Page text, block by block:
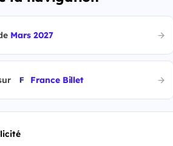
Mars 2027
France Billet